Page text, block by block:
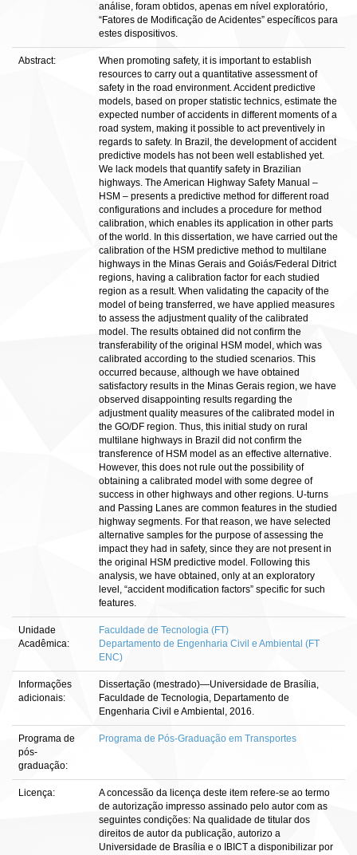
análise, foram obtidos, apenas em nível exploratório,
“Fatores de Modificação de Acidentes” específicos para
estes dispositivos.
Abstract:
When promoting safety, it is important to establish
resources to carry out a quantitative assessment of
safety in the road environment. Accident predictive
models, based on proper statistic technics, estimate the
expected number of accidents in different moments of a
road system, making it possible to act preventively in
regards to safety. In Brazil, the development of accident
predictive models has not been well established yet.
We lack models that quantify safety in Brazilian
highways. The American Highway Safety Manual –
HSM – presents a predictive method for different road
configurations and includes a procedure for method
calibration, which enables its application in other parts
of the world. In this dissertation, we have carried out the
calibration of the HSM predictive method to multilane
highways in the Minas Gerais and Goiás/Federal Ditrict
regions, having a calibration factor for each studied
region as a result. When validating the capacity of the
model of being transferred, we have applied measures
to assess the adjustment quality of the calibrated
model. The results obtained did not confirm the
transferability of the original HSM model, which was
calibrated according to the studied scenarios. This
occurred because, although we have obtained
satisfactory results in the Minas Gerais region, we have
observed disappointing results regarding the
adjustment quality measures of the calibrated model in
the GO/DF region. Thus, this initial study on rural
multilane highways in Brazil did not confirm the
transference of HSM model as an effective alternative.
However, this does not rule out the possibility of
obtaining a calibrated model with some degree of
success in other highways and other regions. U-turns
and Passing Lanes are common features in the studied
highway segments. For that reason, we have selected
alternative samples for the purpose of assessing the
impact they had in safety, since they are not present in
the original HSM predictive model. Following this
analysis, we have obtained, only at an exploratory
level, “accident modification factors” specific for such
features.
Unidade
Acadêmica:
Faculdade de Tecnologia (FT)
Departamento de Engenharia Civil e Ambiental (FT
ENC)
Informações
adicionais:
Dissertação (mestrado)—Universidade de Brasília,
Faculdade de Tecnologia, Departamento de
Engenharia Civil e Ambiental, 2016.
Programa de
pós-
graduação:
Programa de Pós-Graduação em Transportes
Licença:
A concessão da licença deste item refere-se ao termo
de autorização impresso assinado pelo autor com as
seguintes condições: Na qualidade de titular dos
direitos de autor da publicação, autorizo a
Universidade de Brasília e o IBICT a disponibilizar por